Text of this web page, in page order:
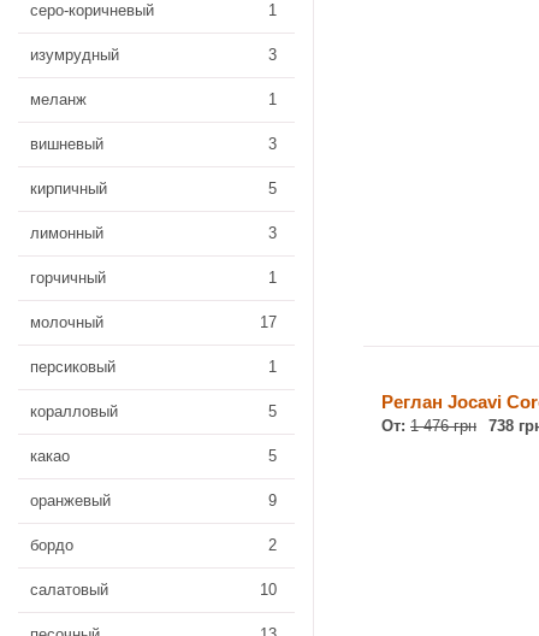
серо-коричневый 1
изумрудный 3
меланж 1
вишневый 3
кирпичный 5
лимонный 3
горчичный 1
молочный 17
персиковый 1
коралловый 5
какао 5
оранжевый 9
бордо 2
салатовый 10
Реглан Jocavi
От: 1 476 грн 738